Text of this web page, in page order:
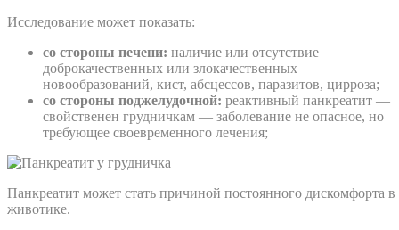
Исследование может показать:
со стороны печени: наличие или отсутствие
доброкачественных или злокачественных
новообразований, кист, абсцессов, паразитов, цирроза;
со стороны поджелудочной: реактивный панкреатит —
свойственен грудничкам — заболевание не опасное, но
требующее своевременного лечения;
Панкреатит может стать причиной постоянного дискомфорта в
животике.